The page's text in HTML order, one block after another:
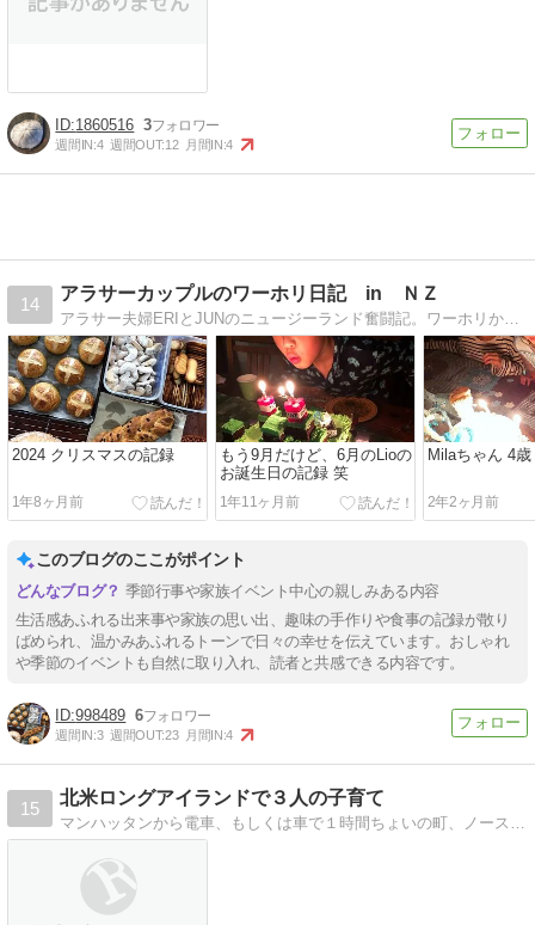
1860516 3
週間IN:4 週間OUT:12 月間IN:4
14
アラサーカップルのワーホリ日記 in ＮＺ
アラサー夫婦ERIとJUNのニュージーランド奮闘記。ワーホリから、念願の永住権を取得しNZ生活満喫中！料理人の2人の食いしん坊ブログです。
2024 クリスマスの記録
1年8ヶ月前
もう9月だけど、6月のLioの
お誕生日の記録 笑
1年11ヶ月前
Milaちゃん 4
2年2ヶ月前
このブログのここがポイント
季節行事や家族イベント中心の親しみある内容
生活感あふれる出来事や家族の思い出、趣味の手作りや食事の記録が散り
ばめられ、温かみあふれるトーンで日々の幸せを伝えています。おしゃれ
や季節のイベントも自然に取り入れ、読者と共感できる内容です。
998489 6
週間IN:3 週間OUT:23 月間IN:4
15
北米ロングアイランドで３人の子育て